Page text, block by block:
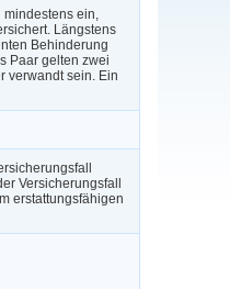
mindestens ein,
Längstens
Behinderung
Paar gelten zwei
verwandt sein. Ein
Versicherungsfall
erstattungsfähigen